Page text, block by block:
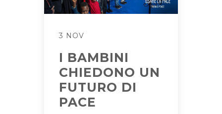
3 NOV
I BAMBINI
CHIEDONO UN
FUTURO DI
PACE